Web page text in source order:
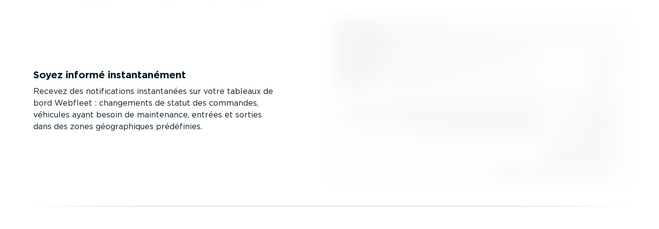
Soyez informé instan­ta­nément
Recevez des notifi­ca­tions instan­tanées sur votre tableaux de
bord Webfleet : changements de statut des commandes,
véhicules ayant besoin de maintenance, entrées et sorties
dans des zones géogra­phiques prédéfinies.